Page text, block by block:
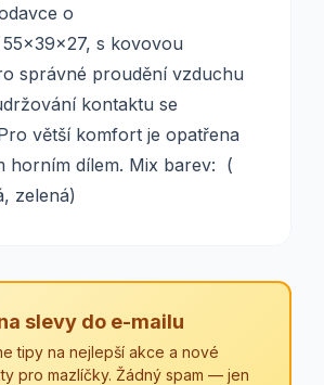
o
s kovovou
správné proudění vzduchu
kontaktu se
větší komfort je opatřena
horním dílem. Mix barev: (
zelená)
slevy do e-mailu
tipy na nejlepší akce a nové
pro mazlíčky. Žádný spam — jen